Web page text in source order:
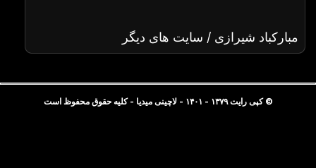
مبارکباد شیرازی / سایت های دیگر
© کپی رایت ۱۳۷۹ - ۱۴۰۱ - لاچینی میدیا - کلیه حقوق محفوظ است